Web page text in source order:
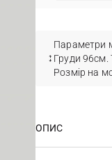
Параметри
Груди 96см.
Розмір на
ОПИС